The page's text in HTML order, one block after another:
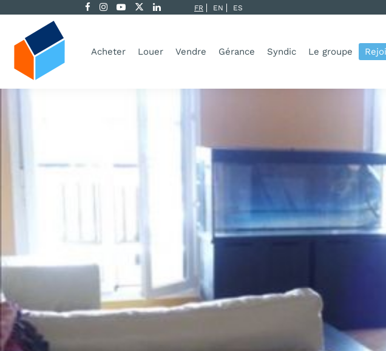
FR EN ES
Acheter Louer Vendre Gérance Syndic Le groupe